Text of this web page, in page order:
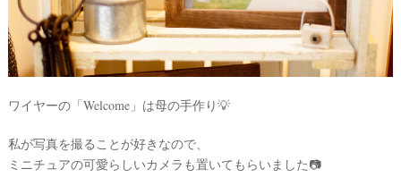
ワイヤーの「Welcome」は母の手作り💡
私が写真を撮ることが好きなので、
ミニチュアの可愛らしいカメラも置いてもらいました📷
P
L